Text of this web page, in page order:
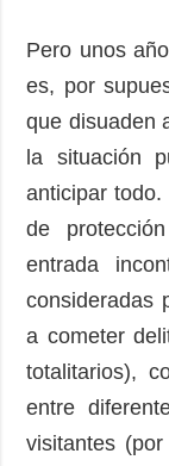
Pero unos
es, por
que disuaden
la situación
anticipar
de
entrada
consideradas
a cometer
totalitarios),
entre
visitantes